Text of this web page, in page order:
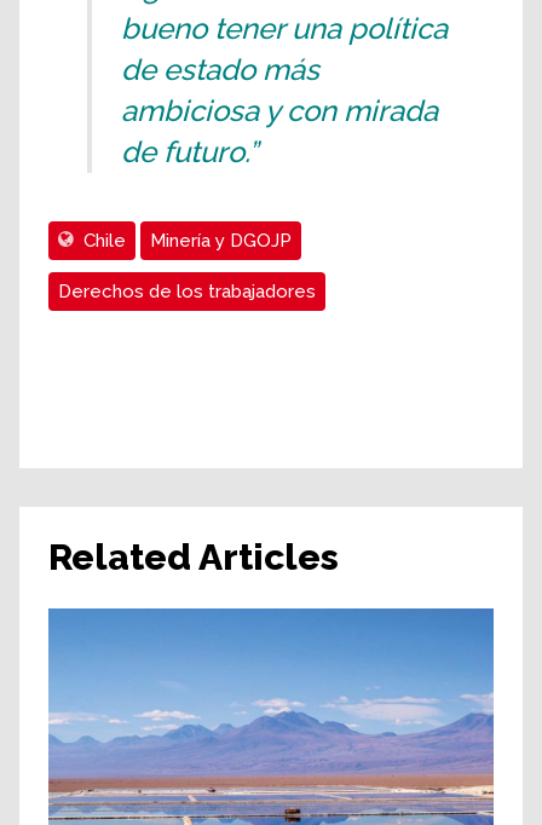
bueno tener una política
de estado más
ambiciosa y con mirada
de futuro.”
Chile Minería y DGOJP
Derechos de los trabajadores
Related Articles